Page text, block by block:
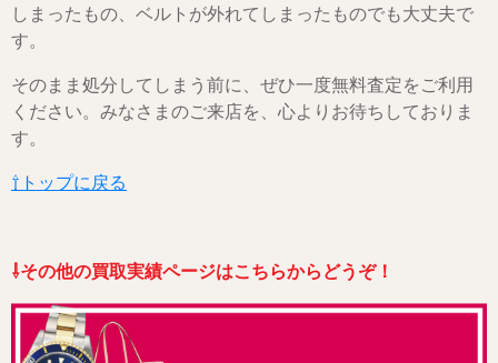
しまったもの、ベルトが外れてしまったものでも大丈夫で
す。
そのまま処分してしまう前に、ぜひ一度無料査定をご利用
ください。みなさまのご来店を、心よりお待ちしておりま
す。
⇧トップに戻る
⇩その他の買取実績ページはこちらからどうぞ！